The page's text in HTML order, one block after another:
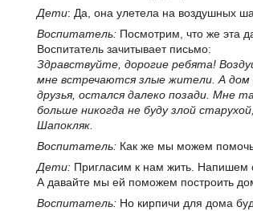
Дети: Да, она улетела на воздушных
Воспитатель: Посмотрим, что же эта
Воспитатель зачитывает письмо:
Здравствуйте, дорогие ребята!
мне встречаются злые жители. А дом
друзья, остался далеко позади. Мне
больше никогда не буду злой
Шапокляк.
Воспитатель: Как же мы можем
Дети: Пригласим к нам жить. Напишем
А давайте мы ей поможем построить
Воспитатель: Но кирпичи для дома